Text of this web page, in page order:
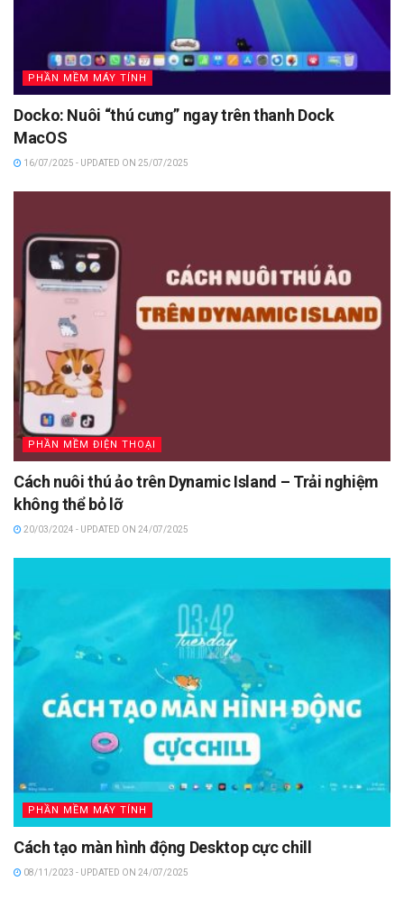
PHẦN MỀM MÁY TÍNH
Docko: Nuôi “thú cưng” ngay trên thanh Dock
MacOS
16/07/2025 - UPDATED ON 25/07/2025
PHẦN MỀM ĐIỆN THOẠI
Cách nuôi thú ảo trên Dynamic Island – Trải nghiệm
không thể bỏ lỡ
20/03/2024 - UPDATED ON 24/07/2025
PHẦN MỀM MÁY TÍNH
Cách tạo màn hình động Desktop cực chill
08/11/2023 - UPDATED ON 24/07/2025